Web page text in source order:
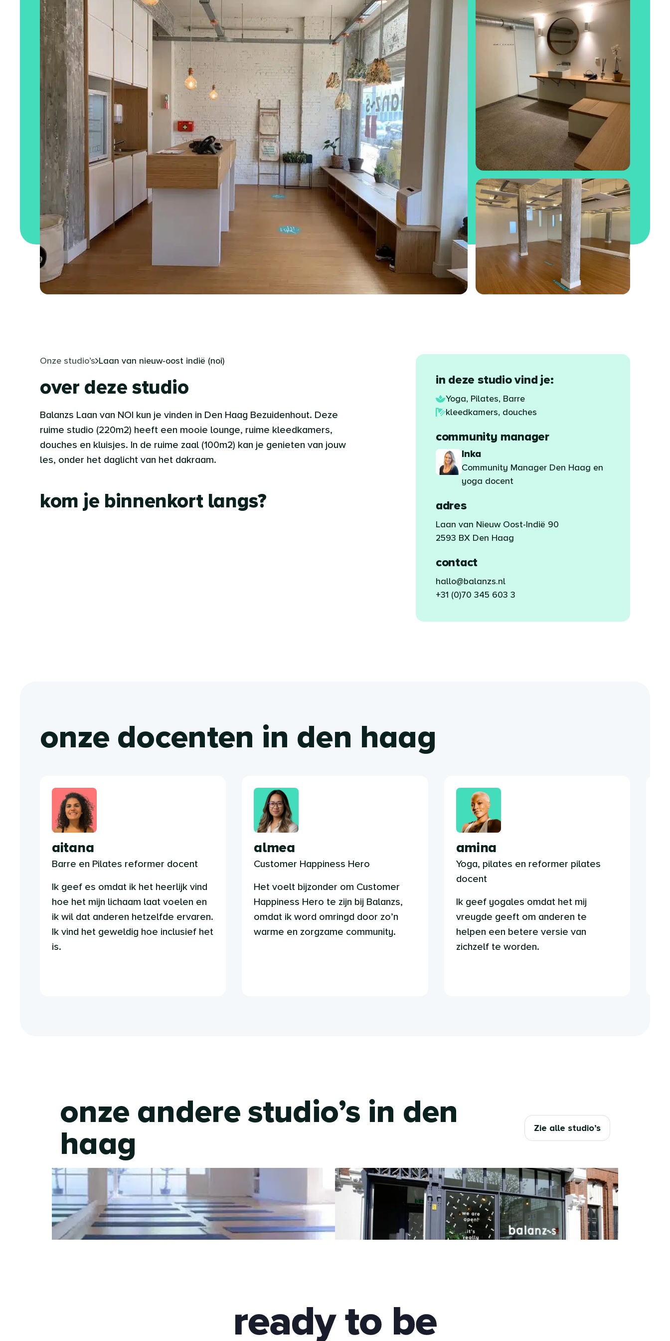
Onze studio’s Laan van nieuw-oost indië (noi)
over deze studio
Balanzs Laan van NOI kun je vinden in Den Haag Bezuidenhout. Deze
ruime studio (220m2) heeft een mooie lounge, ruime kleedkamers,
douches en kluisjes. In de ruime zaal (100m2) kan je genieten van jouw
les, onder het daglicht van het dakraam.
kom je binnenkort langs?
in deze studio vind je:
Yoga, Pilates, Barre
kleedkamers, douches
community manager
Inka
Community Manager Den Haag en
yoga docent
adres
Laan van Nieuw Oost-Indië 90
2593 BX Den Haag
contact
hallo@balanzs.nl
+31 (0)70 345 603 3
onze docenten in den haag
aitana
Barre en Pilates reformer docent
Ik geef es omdat ik het heerlijk vind
hoe het mijn lichaam laat voelen en
ik wil dat anderen hetzelfde ervaren.
Ik vind het geweldig hoe inclusief het
is.
almea
Customer Happiness Hero
Het voelt bijzonder om Customer
Happiness Hero te zijn bij Balanzs,
omdat ik word omringd door zo’n
warme en zorgzame community.
amina
Yoga, pilates en reformer pilates
docent
Ik geef yogales omdat het mij
vreugde geeft om anderen te
helpen een betere versie van
zichzelf te worden.
onze andere studio’s in den
haag
Zie alle studio’s
laan van
meerdervoort
Balanzs Laan van Meerdervoort is de eerste Balanzs
veenkade
Balanzs Veenkade bevind zich in het centrum van Den